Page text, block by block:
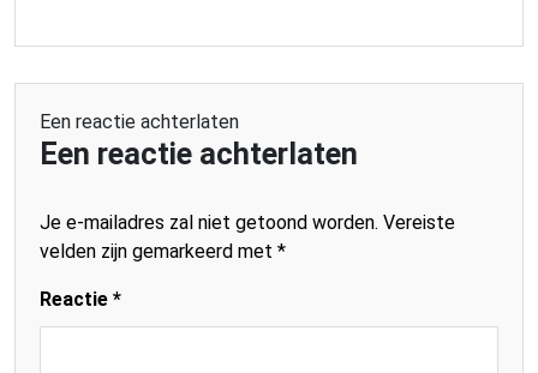
Een reactie achterlaten
Een reactie achterlaten
Je e-mailadres zal niet getoond worden. Vereiste
velden zijn gemarkeerd met *
Reactie *